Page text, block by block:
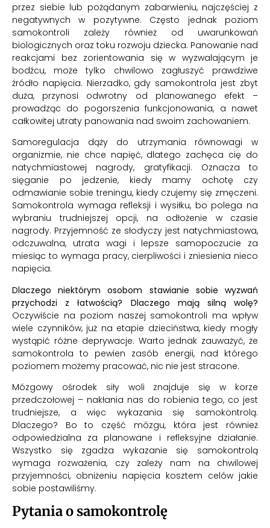
przez siebie lub pożądanym zabarwieniu, najczęściej z
negatywnych w pozytywne. Często jednak poziom
samokontroli zależy również od uwarunkowań
biologicznych oraz toku rozwoju dziecka. Panowanie nad
reakcjami bez zorientowania się w wyzwalającym je
bodźcu, może tylko chwilowo zagłuszyć prawdziwe
źródło napięcia. Nierzadko, gdy samokontrola jest zbyt
duża, przynosi odwrotny od planowanego efekt –
prowadząc do pogorszenia funkcjonowania, a nawet
całkowitej utraty panowania nad swoim zachowaniem.
Samoregulacja dąży do utrzymania równowagi w
organizmie, nie chce napięć, dlatego zachęca cię do
natychmiastowej nagrody, gratyfikacji. Oznacza to
sięganie po jedzenie, kiedy mamy ochotę czy
odmawianie sobie treningu, kiedy czujemy się zmęczeni.
Samokontrola wymaga refleksji i wysiłku, bo polega na
wybraniu trudniejszej opcji, na odłożenie w czasie
nagrody. Przyjemność ze słodyczy jest natychmiastowa,
odczuwalna, utrata wagi i lepsze samopoczucie za
miesiąc to wymaga pracy, cierpliwości i zniesienia nieco
napięcia.
Dlaczego niektórym osobom stawianie sobie wyzwań
przychodzi z łatwością? Dlaczego mają silną wolę?
Oczywiście na poziom naszej samokontroli ma wpływ
wiele czynników, już na etapie dzieciństwa, kiedy mogły
wystąpić różne deprywacje. Warto jednak zauważyć, że
samokontrola to pewien zasób energii, nad którego
poziomem możemy pracować, nic nie jest stracone.
Mózgowy ośrodek siły woli znajduje się w korze
przedczołowej – nakłania nas do robienia tego, co jest
trudniejsze, a więc wykazania się samokontrolą.
Dlaczego? Bo to część mózgu, która jest również
odpowiedzialna za planowane i refleksyjne działanie.
Wszystko się zgadza wykazanie się samokontrolą
wymaga rozważenia, czy zależy nam na chwilowej
przyjemności, obniżeniu napięcia kosztem celów jakie
sobie postawiliśmy.
Pytania o samokontrolę